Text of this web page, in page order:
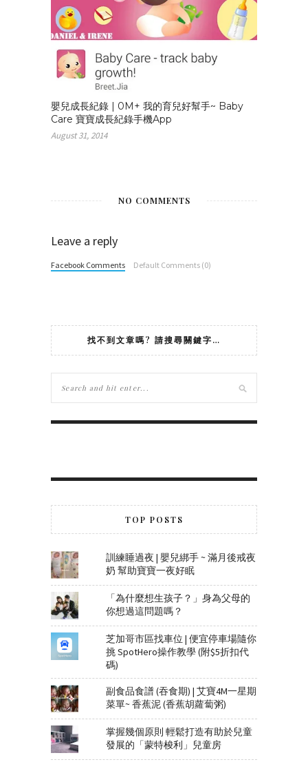
嬰兒成長紀錄 | 0M+ 我的育兒好幫手~ Baby
Care 寶寶成長紀錄手機App
August 31, 2014
NO COMMENTS
Leave a reply
Facebook Comments Default Comments (0)
找不到文章嗎? 請搜尋關鍵字…
TOP POSTS
訓練睡過夜 | 嬰兒綁手 ~ 滿月後戒夜
奶 幫助寶寶一夜好眠
「為什麼想生孩子？」身為父母的
你想過這問題嗎？
芝加哥市區找車位 | 便宜停車場隨你
挑 SpotHero操作教學 (附$5折扣代
碼)
副食品食譜 (吞食期) | 艾寶4M一星期
菜單~ 香蕉泥 (香蕉胡蘿蔔粥)
掌握幾個原則 輕鬆打造有助於兒童
發展的「蒙特梭利」兒童房